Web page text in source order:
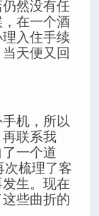
然没有任
在一个酒
入住手续
天便又回
机，所以
联系我
一个道
次梳理了客
生。现在
些曲折的